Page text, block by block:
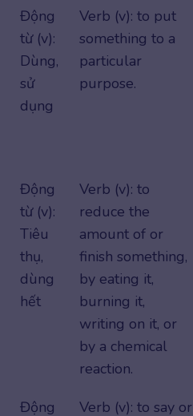
Động
từ (v):
Dùng,
sử
dụng
Verb (v): to put
something to a
particular
purpose.
Động
từ (v):
Tiêu
thụ,
dùng
hết
Verb (v): to
reduce the
amount of or
finish something,
by eating it,
burning it,
writing on it, or
by a chemical
reaction.
Động
Verb (v): to say or